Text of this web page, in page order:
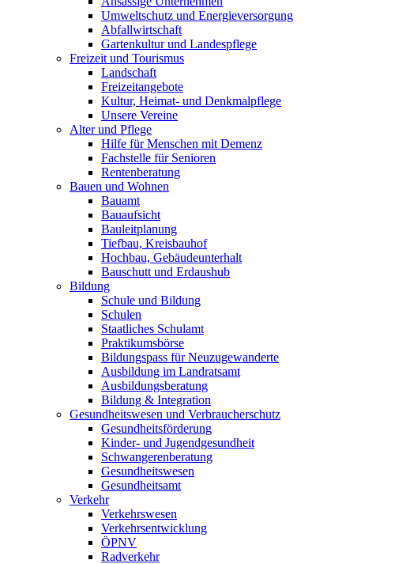
Umweltschutz und Energieversorgung
Abfallwirtschaft
Gartenkultur und Landespflege
Freizeit und Tourismus
Landschaft
Freizeitangebote
Kultur, Heimat- und Denkmalpflege
Unsere Vereine
Alter und Pflege
Hilfe für Menschen mit Demenz
Fachstelle für Senioren
Rentenberatung
Bauen und Wohnen
Bauamt
Bauaufsicht
Bauleitplanung
Tiefbau, Kreisbauhof
Hochbau, Gebäudeunterhalt
Bauschutt und Erdaushub
Bildung
Schule und Bildung
Schulen
Staatliches Schulamt
Praktikumsbörse
Bildungspass für Neuzugewanderte
Ausbildung im Landratsamt
Ausbildungsberatung
Bildung & Integration
Gesundheitswesen und Verbraucherschutz
Gesundheitsförderung
Kinder- und Jugendgesundheit
Schwangerenberatung
Gesundheitswesen
Gesundheitsamt
Verkehr
Verkehrswesen
Verkehrsentwicklung
ÖPNV
Radverkehr